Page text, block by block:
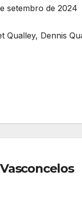
setembro de 2024
Qualley, Dennis